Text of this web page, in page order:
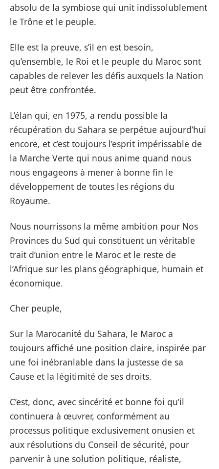
absolu de la symbiose qui unit indissolublement
le Trône et le peuple.
Elle est la preuve, s’il en est besoin,
qu’ensemble, le Roi et le peuple du Maroc sont
capables de relever les défis auxquels la Nation
peut être confrontée.
L’élan qui, en 1975, a rendu possible la
récupération du Sahara se perpétue aujourd’hui
encore, et c’est toujours l’esprit impérissable de
la Marche Verte qui nous anime quand nous
nous engageons à mener à bonne fin le
développement de toutes les régions du
Royaume.
Nous nourrissons la même ambition pour Nos
Provinces du Sud qui constituent un véritable
trait d’union entre le Maroc et le reste de
l’Afrique sur les plans géographique, humain et
économique.
Cher peuple,
Sur la Marocanité du Sahara, le Maroc a
toujours affiché une position claire, inspirée par
une foi inébranlable dans la justesse de sa
Cause et la légitimité de ses droits.
C’est, donc, avec sincérité et bonne foi qu’il
continuera à œuvrer, conformément au
processus politique exclusivement onusien et
aux résolutions du Conseil de sécurité, pour
parvenir à une solution politique, réaliste,